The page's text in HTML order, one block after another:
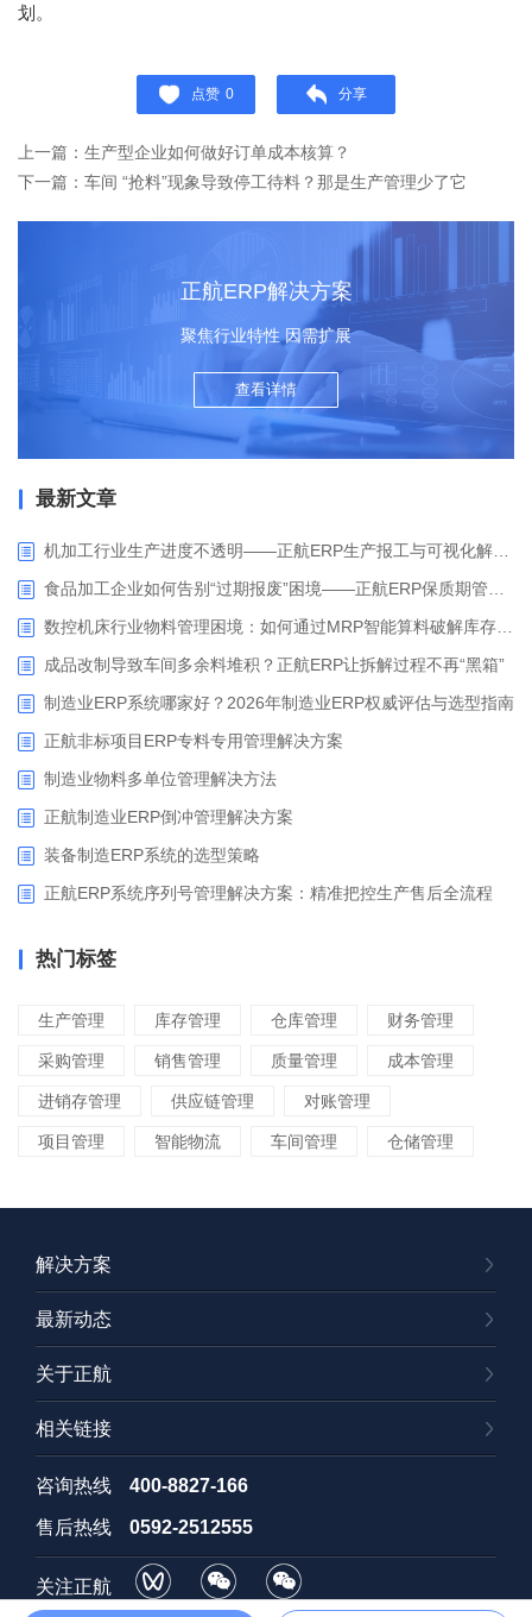
划。
点赞 0 分享
上一篇：生产型企业如何做好订单成本核算？
下一篇：车间 “抢料”现象导致停工待料？那是生产管理少了它
正航ERP解决方案
聚焦行业特性 因需扩展
查看详情
最新文章
成品改制导致车间多余料堆积？正航ERP让拆解过程不再“黑箱”
制造业ERP系统哪家好？2026年制造业ERP权威评估与选型指南
正航非标项目ERP专料专用管理解决方案
制造业物料多单位管理解决方法
正航制造业ERP倒冲管理解决方案
装备制造ERP系统的选型策略
正航ERP系统序列号管理解决方案：精准把控生产售后全流程
热门标签
生产管理 库存管理 仓库管理 财务管理
采购管理 销售管理 质量管理 成本管理
进销存管理 供应链管理 对账管理
项目管理 智能物流 车间管理 仓储管理
解决方案
最新动态
关于正航
相关链接
咨询热线 400-8827-166
售后热线 0592-2512555
关注正航
视频号 订阅号 招聘号